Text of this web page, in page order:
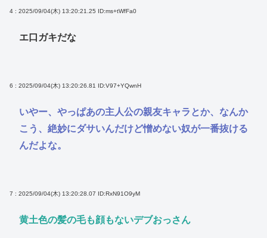
4 : 2025/09/04(木) 13:20:21.25 ID:ms+tWfFa0
エ口ガキだな
6 : 2025/09/04(木) 13:20:26.81 ID:V97+YQwnH
いやー、やっぱあの主人公の親友キャラとか、なんか
こう、絶妙にダサいんだけど憎めない奴が一番抜ける
んだよな。
7 : 2025/09/04(木) 13:20:28.07 ID:RxN91O9yM
黄土色の髪の毛も顔もないデブおっさん